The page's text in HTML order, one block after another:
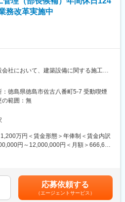
可能です。
まだ操業から時間も経っていない中、こ
ネジメント管理やより良くするための
自身に裁量がある環境です。
る全国のバイオマス発電所と連携する
いてきたバイオマス発電所の運営にお
収いただくことも可能です。
。北は北海道、南は九州まで全国各地
力、地熱などの再生可能エネルギーの
います。
現に向けて、当社の再生エネルギー開
想されており、需要も拡大中です。
、タイ、韓国といったアジア圏における
務改革実施中
社において、建築設備に関する施工管
ただきます。
業務
まとめ 等
ッションを果たしてきました。2003年
経て、2013年には再生弁済完済となり、
として徳島での豊かな暮らしを創造して
：徳島県徳島市佐古八番町5-7 受動喫煙
の範囲：無
万円＜賃金形態＞年俸制＜賃金内訳
円～12,000,000円＜月額＞666,666
までも目安の金額であり、選考を通じて
す。月給(月額)は固定手当を含めた表記で
応募依頼する
（エージェントサービス）